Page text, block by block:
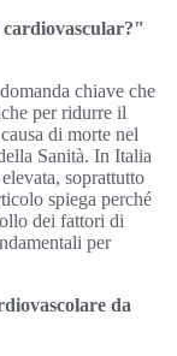
cardiovascular?"
chiave che
per ridurre il
di morte nel
Sanità. In Italia
soprattutto
spiega perché
dei fattori di
per
da